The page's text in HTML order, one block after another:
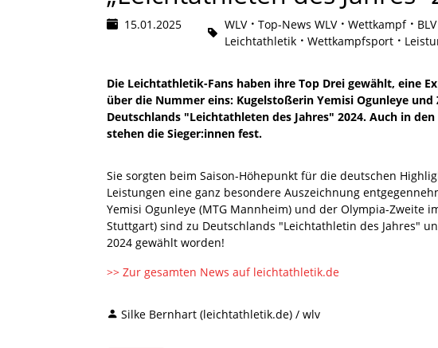
15.01.2025 WLV Top-News WLV Wettkampf BLV
Leichtathletik
Wettkampfsport
Die Leichtathletik-Fans haben ihre Top Drei gewählt, eine
über die Nummer eins: Kugelstoßerin Yemisi Ogunleye
Deutschlands "Leichtathleten des Jahres" 2024. Auch in
stehen die Sieger:innen fest.
Sie sorgten beim Saison-Höhepunkt für die deutschen
Leistungen eine ganz besondere Auszeichnung
Yemisi Ogunleye (MTG Mannheim) und der Olympia-Zweite
Stuttgart) sind zu Deutschlands "Leichtathletin des Jahres"
2024 gewählt worden!
>> Zur gesamten News auf leichtathletik.de
Silke Bernhart (leichtathletik.de) / wlv